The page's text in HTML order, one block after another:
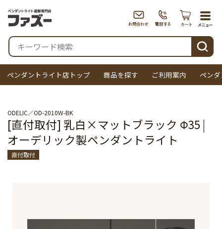
検索
ペンダントライト店トップ 商品を探す ご利用案内 ペン
ODELIC OD-2010W-BK
[直付取付] 乳白×マットブラック Φ35 |
オーデリック製ペンダントライト
直付取付